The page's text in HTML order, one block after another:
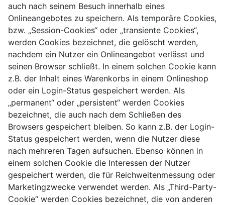
auch nach seinem Besuch innerhalb eines
Onlineangebotes zu speichern. Als temporäre Cookies,
bzw. „Session-Cookies“ oder „transiente Cookies“,
werden Cookies bezeichnet, die gelöscht werden,
nachdem ein Nutzer ein Onlineangebot verlässt und
seinen Browser schließt. In einem solchen Cookie kann
z.B. der Inhalt eines Warenkorbs in einem Onlineshop
oder ein Login-Status gespeichert werden. Als
„permanent“ oder „persistent“ werden Cookies
bezeichnet, die auch nach dem Schließen des
Browsers gespeichert bleiben. So kann z.B. der Login-
Status gespeichert werden, wenn die Nutzer diese
nach mehreren Tagen aufsuchen. Ebenso können in
einem solchen Cookie die Interessen der Nutzer
gespeichert werden, die für Reichweitenmessung oder
Marketingzwecke verwendet werden. Als „Third-Party-
Cookie“ werden Cookies bezeichnet, die von anderen